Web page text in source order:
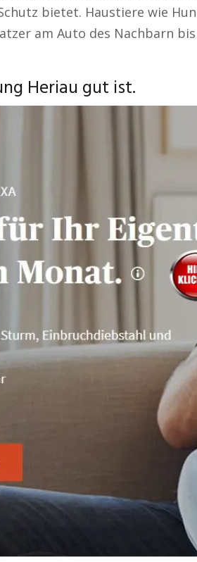
bietet. Haustiere wie
am Auto des Nachbarn
Heriau gut ist.